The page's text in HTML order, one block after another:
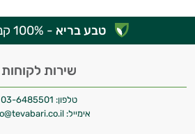
טבע בריא - 100% קנייה בטוחה
שירות לקוחות
טלפון: 03-6485501
אימייל: info@tevabari.co.il